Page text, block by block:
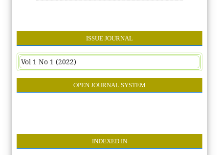
ISSUE JOURNAL
Vol 1 No 1 (2022)
OPEN JOURNAL SYSTEM
INDEXED IN